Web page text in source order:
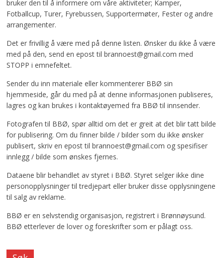
bruker den til å informere om våre aktiviteter; Kamper,
Fotballcup, Turer, Fyrebussen, Supportermøter, Fester og andre
arrangementer.
Det er frivillig å være med på denne listen. Ønsker du ikke å være
med på den, send en epost til brannoest@gmail.com med
STOPP i emnefeltet.
Sender du inn materiale eller kommenterer BBØ sin
hjemmeside, går du med på at denne informasjonen publiseres,
lagres og kan brukes i kontaktøyemed fra BBØ til innsender.
Fotografen til BBØ, spør alltid om det er greit at det blir tatt bilde
for publisering. Om du finner bilde / bilder som du ikke ønsker
publisert, skriv en epost til brannoest@gmail.com og spesifiser
innlegg / bilde som ønskes fjernes.
Dataene blir behandlet av styret i BBØ. Styret selger ikke dine
personopplysninger til tredjepart eller bruker disse opplysningene
til salg av reklame.
BBØ er en selvstendig organisasjon, registrert i Brønnøysund.
BBØ etterlever de lover og foreskrifter som er pålagt oss.